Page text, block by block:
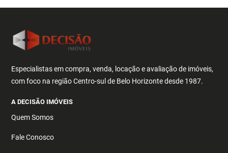
Especialistas em compra, venda, locação e avaliação de imóveis,
com foco na região Centro-sul de Belo Horizonte desde 1987.
A DECISÃO IMÓVEIS
Quem Somos
Fale Conosco